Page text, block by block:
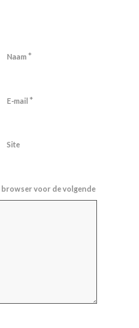
Naam*
E-mail*
Site
browser voor de volgende